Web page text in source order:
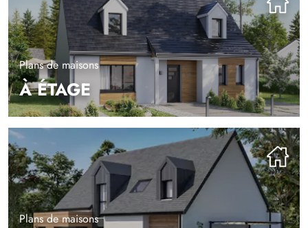
Plans de maisons
À ÉTAGE
Plans de maisons